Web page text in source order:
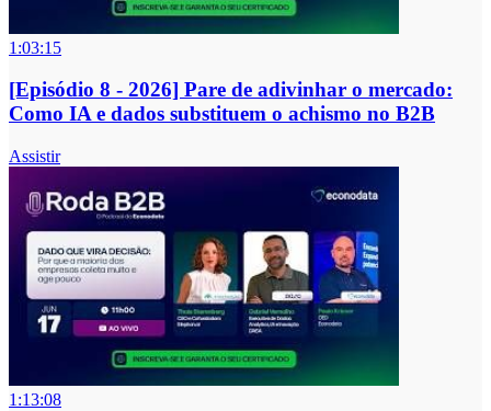
1:03:15
[Episódio 8 - 2026] Pare de adivinhar o mercado:
Como IA e dados substituem o achismo no B2B
Assistir
1:13:08